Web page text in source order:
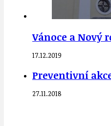
Vánoce a Nový
17.12.2019
Preventivní
27.11.2018